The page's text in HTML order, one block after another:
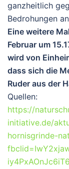
ganzheitlich
Bedrohungen
Eine weitere
Februar um
wird von
dass sich die
Ruder aus der
Quellen:
https://
initiative.de/
hornisgrinde-